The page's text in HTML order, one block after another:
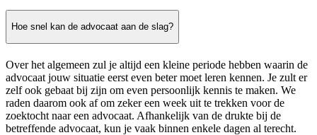
Hoe snel kan de advocaat aan de slag?
Over het algemeen zul je altijd een kleine periode hebben waarin de
advocaat jouw situatie eerst even beter moet leren kennen. Je zult er
zelf ook gebaat bij zijn om even persoonlijk kennis te maken. We
raden daarom ook af om zeker een week uit te trekken voor de
zoektocht naar een advocaat. Afhankelijk van de drukte bij de
betreffende advocaat, kun je vaak binnen enkele dagen al terecht.